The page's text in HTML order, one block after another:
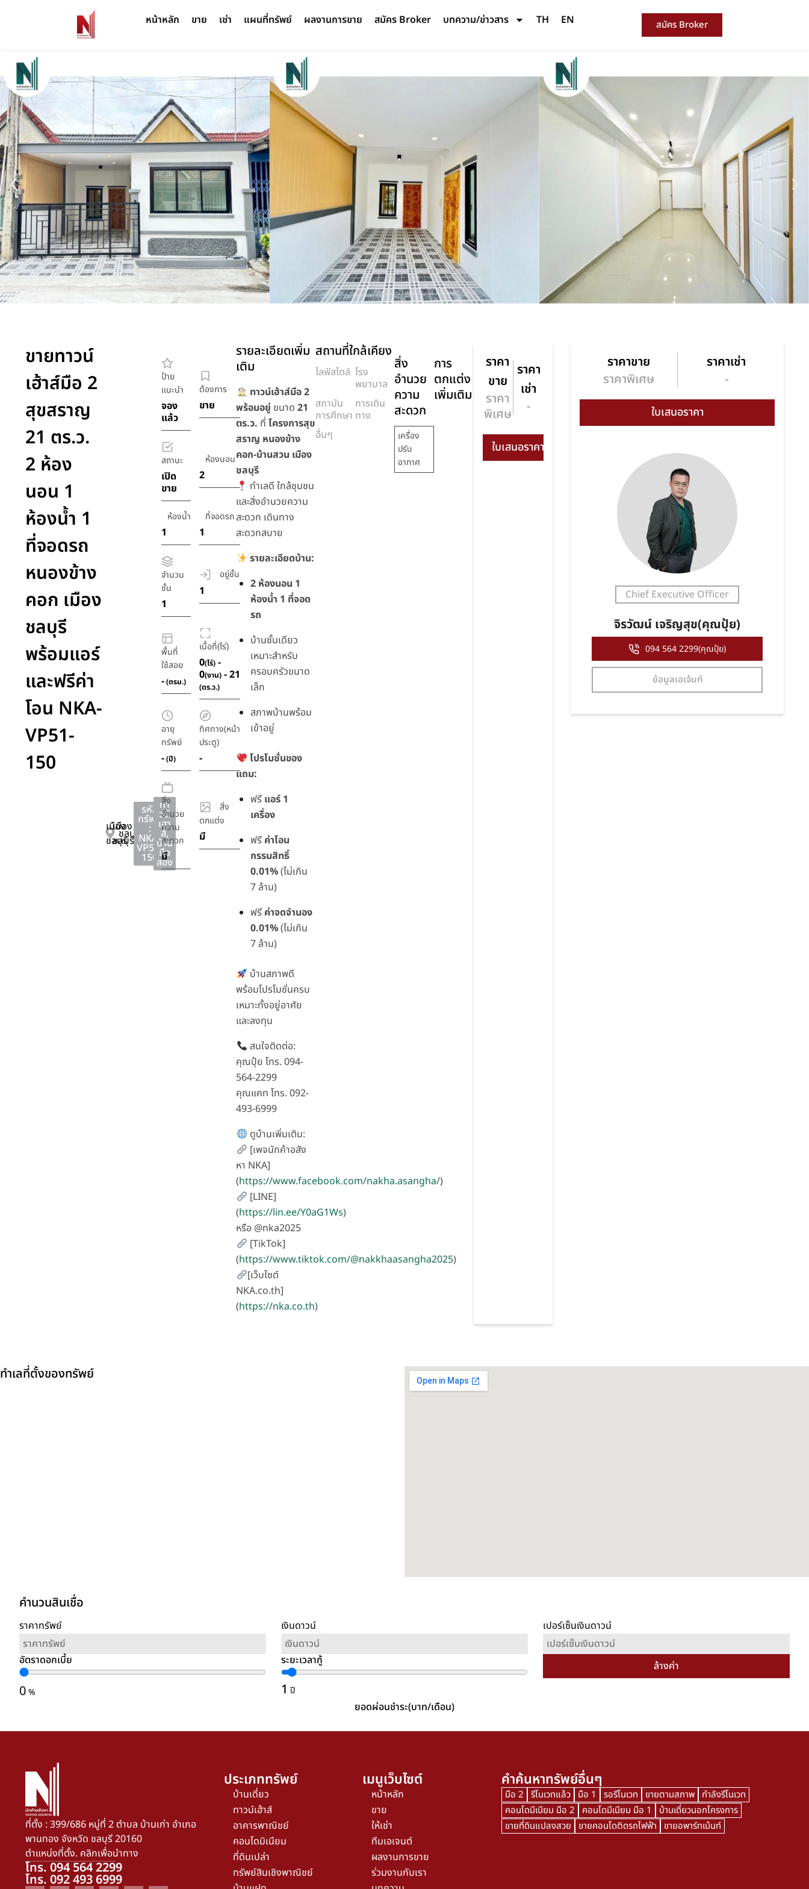
หน้าหลัก ขาย เช่า แผนที่ทรัพย์ ผลงานการขาย สมัคร Broker บทความ/ข่าวสาร TH EN สมัคร Broker
ขายทาวน์
เฮ้าส์มือ 2
สุขสราญ
21 ตร.ว.
2 ห้อง
นอน 1
ห้องน้ำ 1
ที่จอดรถ
หนองข้าง
คอก เมือง
ชลบุรี
พร้อมแอร์
และฟรีค่า
โอน NKA-
VP51-
150
เมือง
ชลบุรี
เมือง
ชลบุรี
ชลบุรี
รหัส
ทรัพย์
:
NKA-
VP51-
150
ทา
วน์
เฮา
ส์,
บ้าน
มือ
สอง
ป้าย
แนะนำ
จอง
แล้ว
ต้องการ
ขาย
สถานะ
เปิด
ขาย
ห้องนอน
2
ห้องน้ำ
1
ที่จอดรถ
1
จำนวน
ชั้น
1
อยู่ชั้น
1
พื้นที่
ใช้สอย
-(ตรม.)
เนื้อที่(ไร่)
0(ไร่) -
0(งาน) - 21
(ตร.ว.)
อายุ
ทรัพย์
-(ปี)
ทิศทาง(หน้า
ประตู)
-
สิ่ง
อำนวย
ความ
สะดวก
มี
สิ่ง
ตกแต่ง
มี
รายละเอียดเพิ่ม
เติม
ทาวน์เฮ้าส์มือ 2
พร้อมอยู่ ขนาด21
ตร.ว. ที่โครงการสุข
สราญ หนองข้าง
คอก-บ้านสวน เมือง
ชลบุรี
ทำเลดี ใกล้ชุมชน
และสิ่งอำนวยความ
สะดวก เดินทาง
สะดวกสบาย
รายละเอียดบ้าน:
2 ห้องนอน 1
ห้องน้ำ 1 ที่จอด
รถ
บ้านชั้นเดียว
เหมาะสำหรับ
ครอบครัวขนาด
เล็ก
สภาพบ้านพร้อม
เข้าอยู่
โปรโมชั่นของ
แถม:
ฟรี แอร์ 1
เครื่อง
ฟรี ค่าโอน
กรรมสิทธิ์
0.01%(ไม่เกิน
7 ล้าน)
ฟรี ค่าจดจำนอง
0.01%(ไม่เกิน
7 ล้าน)
บ้านสภาพดี
พร้อมโปรโมชั่นครบ
เหมาะทั้งอยู่อาศัย
และลงทุน
สนใจติดต่อ:
คุณปุ้ย โทร. 094-
564-2299
คุณแคท โทร. 092-
493-6999
ดูบ้านเพิ่มเติม:
[เพจนักค้าอสัง
หา NKA]
(https://www.facebook.com/nakha.asangha/)
[LINE]
(https://lin.ee/Y0aG1Ws)
หรือ @nka2025
[TikTok]
(https://www.tiktok.com/@nakkhaasangha2025)
[เว็บไซต์
NKA.co.th]
(https://nka.co.th)
สถานที่ใกล้เคียง
ไลฟ์สไตล์ โรง
พยาบาล
สถาบัน
การศึกษา
การเดิน
ทาง
อื่นๆ
สิ่ง
อำนวย
ความ
สะดวก
เครื่อง
ปรับ
อากาศ
การ
ตกแต่ง
เพิ่มเติม
ราคา
ขาย
ราคา
พิเศษ
ราคา
เช่า
-
ราคาขาย
ราคาพิเศษ
ราคาเช่า
-
Chief Executive Officer
จิรวัฒน์ เจริญสุข(คุณปุ้ย)
094 564 2299(คุณปุ้ย)
ข้อมูลเอเจ้นท์
ทำเลที่ตั้งของทรัพย์
คำนวนสินเชื่อ
ราคาทรัพย์ เงินดาวน์ เปอร์เซ็นเงินดาวน์
อัตราดอกเบี้ย
0%
ระยะเวลากู้
1 ปี
ล้างค่า
ยอดผ่อนชำระ(บาท/เดือน)
ที่ตั้ง : 399/686 หมู่ที่ 2 ตำบล บ้านเก่า อำเภอ
พานทอง จังหวัด ชลบุรี 20160
ตำแหน่งที่ตั้ง. คลิกเพื่อนำทาง
โทร. 094 564 2299
โทร. 092 493 6999
ประเภททรัพย์
บ้านเดี่ยว
ทาวน์เฮ้าส์
อาคารพาณิชย์
คอนโดมิเนียม
ที่ดินเปล่า
ทรัพย์สินเชิงพาณิชย์
เมนูเว็บไซต์
หน้าหลัก
ขาย
ให้เช่า
ทีมเอเจนต์
ผลงานการขาย
ร่วมงานกับเรา
คำค้นหาทรัพย์อื่นๆ
มือ 2 รีโนเวทแล้ว มือ 1 รอรีโนเวท ขายตามสภาพ กำลังรีโนเวท
คอนโดมีเนียม มือ 2
คอนโดมีเนียม มือ 1
บ้านเดี่ยวนอกโครงการ
ขายที่ดินแปลงสวย
ขายคอนโดติดรถไฟฟ้า ขายอพาร์ทเม้นท์